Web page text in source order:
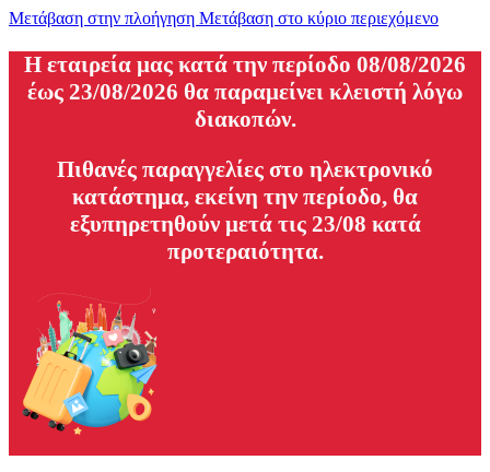
Μετάβαση στην πλοήγηση Μετάβαση στο κύριο περιεχόμενο
H εταιρεία μας κατά την περίοδο 08/08/2026
έως 23/08/2026 θα παραμείνει κλειστή λόγω
διακοπών.
Πιθανές παραγγελίες στο ηλεκτρονικό
κατάστημα, εκείνη την περίοδο, θα
εξυπηρετηθούν μετά τις 23/08 κατά
προτεραιότητα.